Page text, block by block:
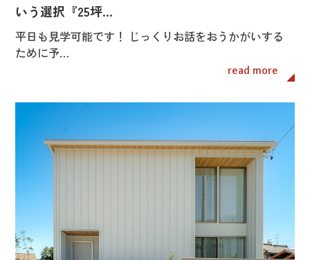
いう選択『25坪…
平日も見学可能です！ じっくりお話をおうかがいする
ために予…
read more